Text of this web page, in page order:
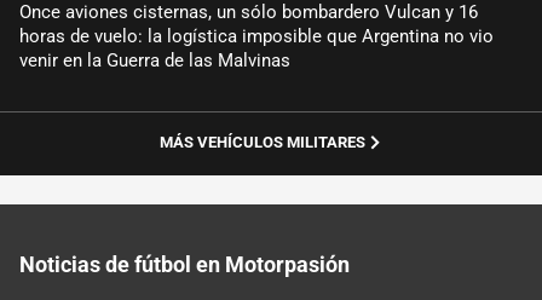
Once aviones cisternas, un sólo bombardero Vulcan y 16
horas de vuelo: la logística imposible que Argentina no vio
venir en la Guerra de las Malvinas
MÁS VEHÍCULOS MILITARES
Noticias de fútbol en Motorpasión